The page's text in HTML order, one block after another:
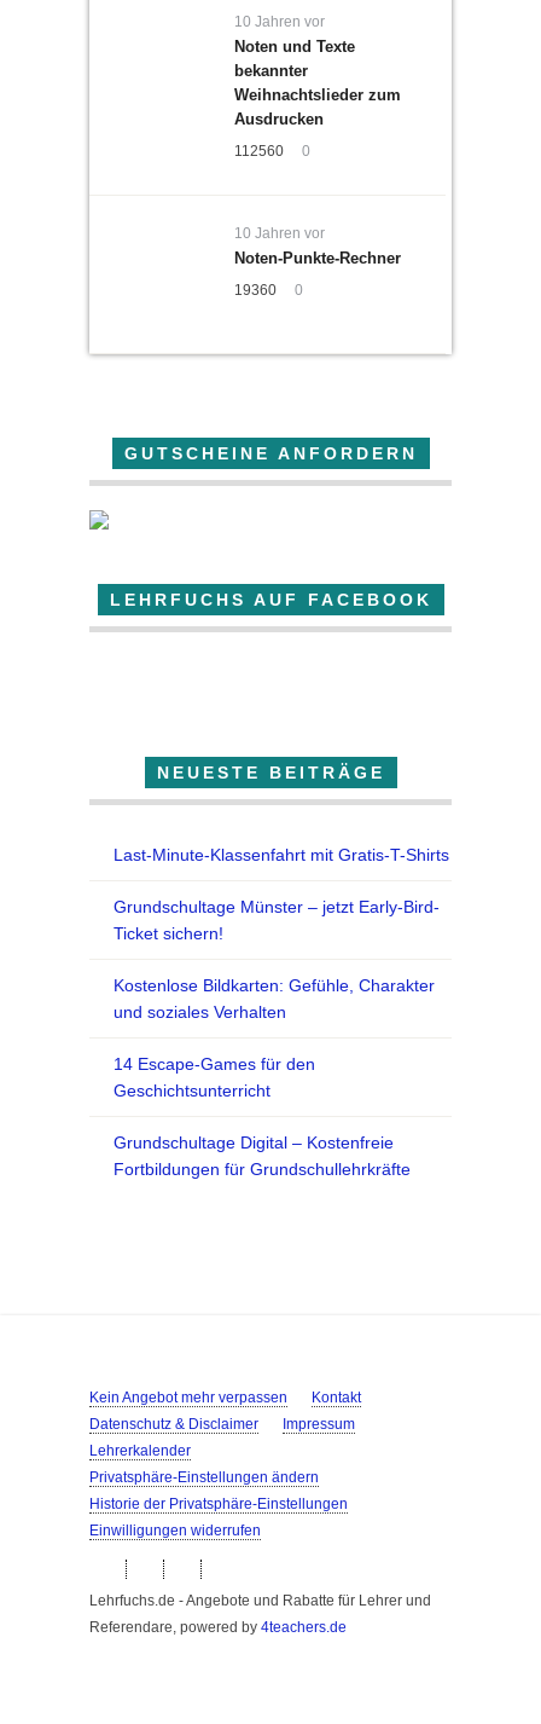
10 Jahren vor
Noten und Texte
bekannter
Weihnachtslieder zum
Ausdrucken
112560 0
10 Jahren vor
Noten-Punkte-Rechner
19360 0
GUTSCHEINE ANFORDERN
LEHRFUCHS AUF FACEBOOK
NEUESTE BEITRÄGE
Last-Minute-Klassenfahrt mit Gratis-T-Shirts
Grundschultage Münster – jetzt Early-Bird-
Ticket sichern!
Kostenlose Bildkarten: Gefühle, Charakter
und soziales Verhalten
14 Escape-Games für den
Geschichtsunterricht
Grundschultage Digital – Kostenfreie
Fortbildungen für Grundschullehrkräfte
Kein Angebot mehr verpassen
Kontakt
Datenschutz & Disclaimer
Impressum
Lehrerkalender
Privatsphäre-Einstellungen ändern
Historie der Privatsphäre-Einstellungen
Einwilligungen widerrufen
Lehrfuchs.de - Angebote und Rabatte für Lehrer und
Referendare, powered by 4teachers.de